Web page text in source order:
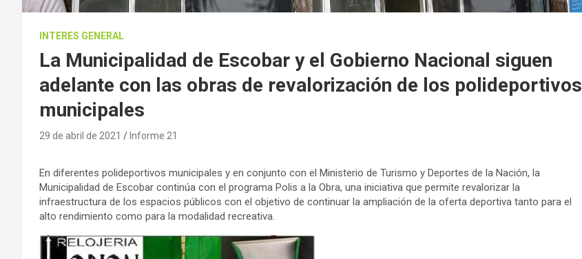
INTERES GENERAL
La Municipalidad de Escobar y el Gobierno Nacional siguen
adelante con las obras de revalorización de los polideportivos
municipales
29 de abril de 2021 Informe 21
En diferentes polideportivos municipales y en conjunto con el Ministerio de Turismo y Deportes de la Nación, la
Municipalidad de Escobar continúa con el programa Polis a la Obra, una iniciativa que permite revalorizar la
infraestructura de los espacios públicos con el objetivo de continuar la ampliación de la oferta deportiva tanto para el
alto rendimiento como para la modalidad recreativa.